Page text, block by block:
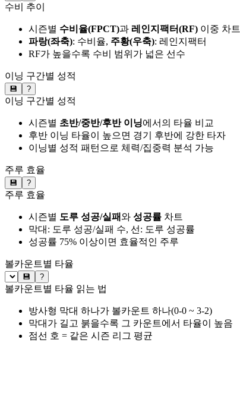
수비 추이
시즌별 수비율(FPCT)과 레인지팩터(RF) 이중 차트
파랑(좌축): 수비율, 주황(우축): 레인지팩터
RF가 높을수록 수비 범위가 넓은 선수
이닝 구간별 성적
💾 ?
이닝 구간별 성적
시즌별 초반/중반/후반 이닝에서의 타율 비교
후반 이닝 타율이 높으면 경기 후반에 강한 타자
이닝별 성적 패턴으로 체력/집중력 분석 가능
주루 효율
💾 ?
주루 효율
시즌별 도루 성공/실패와 성공률 차트
막대: 도루 성공/실패 수, 선: 도루 성공률
성공률 75% 이상이면 효율적인 주루
볼카운트별 타율
💾 ?
볼카운트별 타율 읽는 법
방사형 막대 하나가 볼카운트 하나(0-0 ~ 3-2)
막대가 길고 붉을수록 그 카운트에서 타율이 높음
점선 호 = 같은 시즌 리그 평균